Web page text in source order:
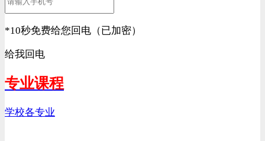
*10秒免费给您回电（已加密）
给我回电
专业课程
学校各专业